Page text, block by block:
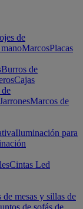
de
MarcosPlacas
Burros de
Cajas
JarronesMarcos de
Iluminación para
Cintas Led
mesas y sillas de
de sofás de